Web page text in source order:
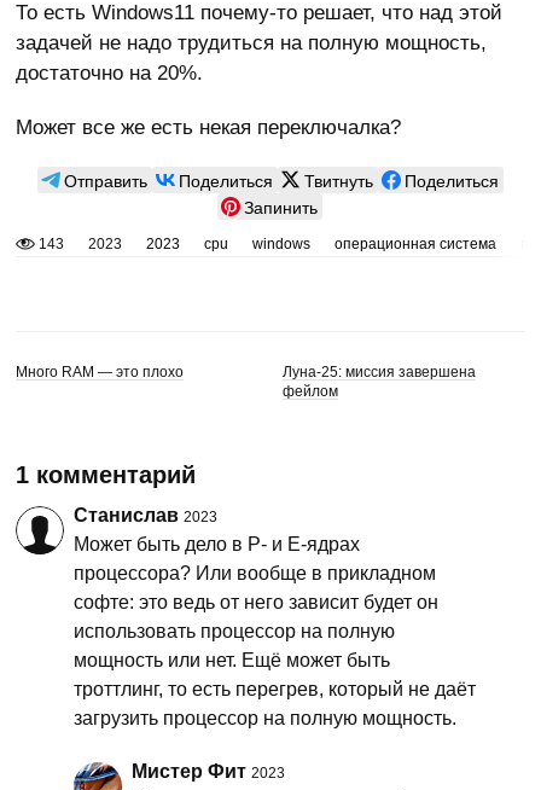
То есть Windows11 почему-то решает, что над этой
задачей не надо трудиться на полную мощность,
достаточно на 20%.
Может все же есть некая переключалка?
Отправить Поделиться Твитнуть
Поделиться
Запинить
143 2023 2023 cpu windows операционная система
Много RAM — это плохо
Луна-25: миссия завершена
фейлом
1 комментарий
Станислав 2023
Может быть дело в P- и E-ядрах
процессора? Или вообще в прикладном
софте: это ведь от него зависит будет он
использовать процессор на полную
мощность или нет. Ещё может быть
троттлинг, то есть перегрев, который не даёт
загрузить процессор на полную мощность.
Мистер Фит 2023